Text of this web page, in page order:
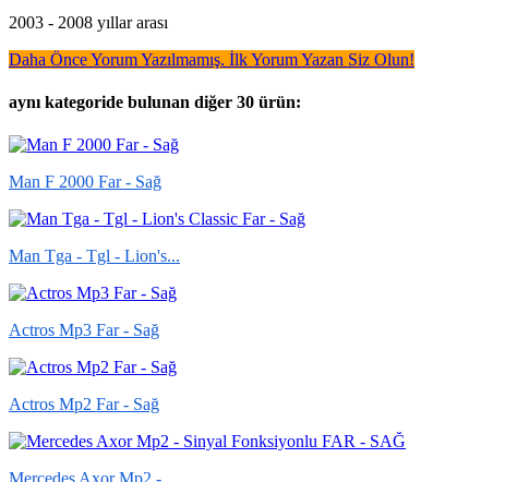
2003 - 2008 yıllar arası
Daha Önce Yorum Yazılmamış. İlk Yorum Yazan Siz Olun!
aynı kategoride bulunan diğer 30 ürün:
Man F 2000 Far - Sağ
Man Tga - Tgl - Lion's...
Actros Mp3 Far - Sağ
Actros Mp2 Far - Sağ